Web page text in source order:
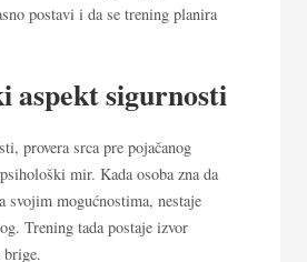
postavi i da se trening planira
aspekt sigurnosti
provera srca pre pojačanog
mir. Kada osoba zna da
svojim mogućnostima, nestaje
Trening tada postaje izvor
brige.